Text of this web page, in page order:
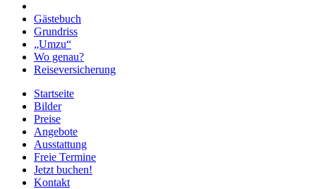
Gästebuch
Grundriss
„Umzu“
Wo genau?
Reiseversicherung
Startseite
Bilder
Preise
Angebote
Ausstattung
Freie Termine
Jetzt buchen!
Kontakt